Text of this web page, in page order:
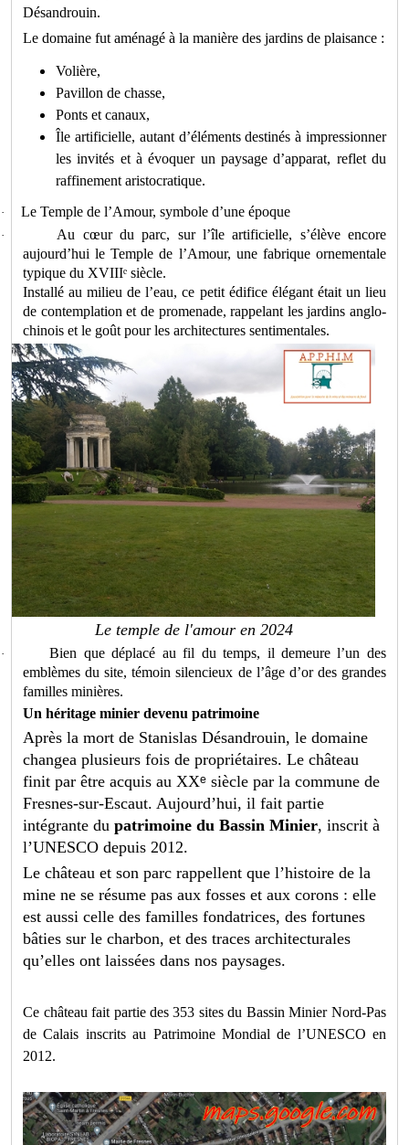
Désandrouin.
Le domaine fut aménagé à la manière des jardins de plaisance :
Volière,
Pavillon de chasse,
Ponts et canaux,
Île artificielle, autant d’éléments destinés à impressionner
les invités et à évoquer un paysage d’apparat, reflet du
raffinement aristocratique.
· Le Temple de l’Amour, symbole d’une époque
·
Au cœur du parc, sur l’île artificielle, s’élève encore
aujourd’hui le Temple de l’Amour, une fabrique ornementale
typique du XVIIIᵉ siècle.
Installé au milieu de l’eau, ce petit édifice élégant était un lieu
de contemplation et de promenade, rappelant les jardins anglo-
chinois et le goût pour les architectures sentimentales.
Le temple de l'amour en 2024
·
Bien que déplacé au fil du temps, il demeure l’un des
emblèmes du site, témoin silencieux de l’âge d’or des grandes
familles minières.
Un héritage minier devenu patrimoine
Après la mort de Stanislas Désandrouin, le domaine
changea plusieurs fois de propriétaires. Le château
finit par être acquis au XXᵉ siècle par la commune de
Fresnes-sur-Escaut. Aujourd’hui, il fait partie
intégrante dupatrimoine du Bassin Minier, inscrit à
l’UNESCO depuis 2012.
Le château et son parc rappellent que l’histoire de la
mine ne se résume pas aux fosses et aux corons : elle
est aussi celle des familles fondatrices, des fortunes
bâties sur le charbon, et des traces architecturales
qu’elles ont laissées dans nos paysages.
Ce château fait partie des 353 sites du Bassin Minier Nord-Pas
de Calais inscrits au Patrimoine Mondial de l’UNESCO en
2012.